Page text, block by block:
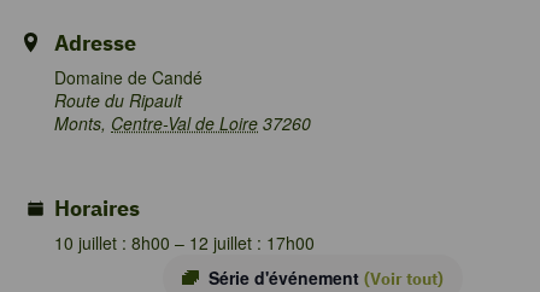
Adresse
Domaine de Candé
Route du Ripault
Monts, Centre-Val de Loire 37260
Horaires
10 juillet : 8h00 – 12 juillet : 17h00
Série d'événement (Voir tout)